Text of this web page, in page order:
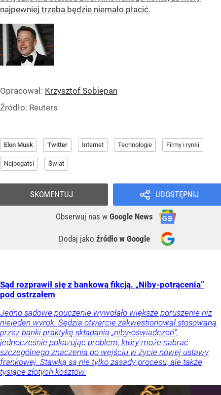
najpewniej trzeba będzie niemało płacić.
Opracował: Krzysztof Sobiepan
Źródło: Reuters
Elon Musk Twitter Internet Technologie Firmy i rynki
Najbogatsi Świat
UDOSTĘPNIJ
Obserwuj nas w Google News
Dodaj jako źródło w Google
SKOMENTUJ
Sąd rozprawił się z bankową fikcją. „Niby-potrącenia”
pod ostrzałem
Jedno sądowe pouczenie wywołało większe poruszenie niż
niejeden wyrok. Sędzia otwarcie zakwestionował stosowaną
przez banki praktykę składania „niby-oświadczeń”,
jednocześnie pokazując problem, który może nabrać
szczególnego znaczenia po wejściu w życie nowej ustawy
frankowej. Stawką są nie tylko zasady procesu, ale także
tysiące złotych kosztów.